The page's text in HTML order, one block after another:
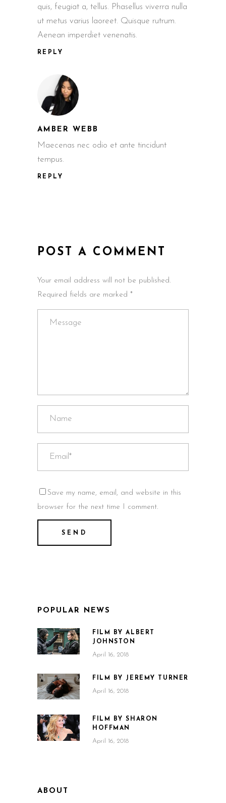
quis, feugiat a, tellus. Phasellus viverra nulla
ut metus varius laoreet. Quisque rutrum.
Aenean imperdiet venenatis.
REPLY
AMBER WEBB
Maecenas nec odio et ante tincidunt
tempus.
REPLY
POST A COMMENT
Your email address will not be published.
Required fields are marked *
Save my name, email, and website in this
browser for the next time I comment.
POPULAR NEWS
FILM BY ALBERT
JOHNSTON
April 16, 2018
FILM BY JEREMY TURNER
April 16, 2018
FILM BY SHARON
HOFFMAN
April 16, 2018
ABOUT